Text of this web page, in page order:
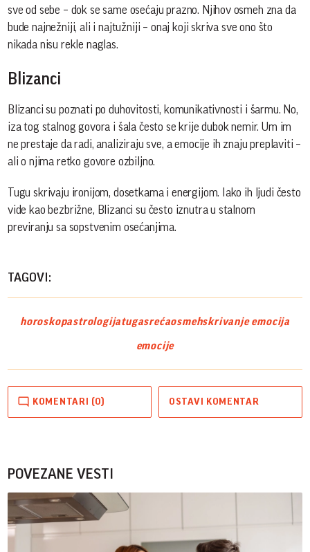
sve od sebe – dok se same osećaju prazno. Njihov osmeh zna da
bude najnežniji, ali i najtužniji – onaj koji skriva sve ono što
nikada nisu rekle naglas.
Blizanci
Blizanci su poznati po duhovitosti, komunikativnosti i šarmu. No,
iza tog stalnog govora i šala često se krije dubok nemir. Um im
ne prestaje da radi, analiziraju sve, a emocije ih znaju preplaviti –
ali o njima retko govore ozbiljno.
Tugu skrivaju ironijom, dosetkama i energijom. Iako ih ljudi često
vide kao bezbrižne, Blizanci su često iznutra u stalnom
previranju sa sopstvenim osećanjima.
TAGOVI:
horoskopastrologijatugasrećaosmehskrivanje emocija
emocije
KOMENTARI (0) OSTAVI KOMENTAR
POVEZANE VESTI